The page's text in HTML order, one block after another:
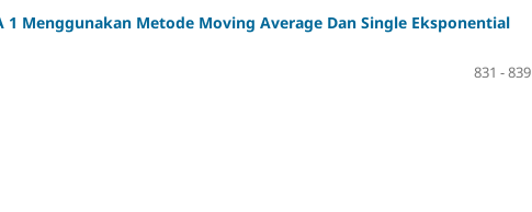
1 Menggunakan Metode Moving Average Dan Single Eksponential
831 - 839